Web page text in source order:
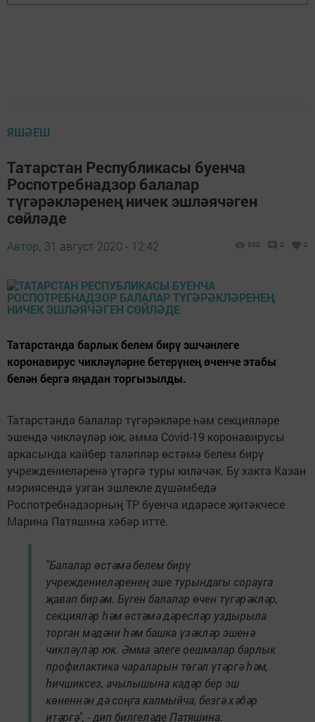
ЯШӘЕШ
Татарстан Республикасы буенча
Роспотребнадзор балалар
түгәрәкләренең ничек эшләячәген
сөйләде
Автор, 31 август 2020 - 12:42 880 0 0
Татарстанда барлык белем бирү эшчәнлеге
коронавирус чикләүләрне бетерүнең өченче этабы
белән бергә яңадан торгызылды.
Татарстанда балалар түгәрәкләре һәм секцияләре
эшендә чикләүләр юк, әмма Covid-19 коронавирусы
аркасында кайбер таләпләр өстәмә белем бирү
учреждениеләренә үтәргә туры киләчәк. Бу хакта Казан
мэриясендә узган эшлекле дүшәмбедә
Роспотребнадзорның ТР буенча идарәсе җитәкчесе
Марина Патяшина хәбәр итте.
"Балалар өстәмә белем бирү
учреждениеләренең эше турындагы сорауга
җавап бирәм. Бүген балалар өчен түгәрәкләр,
секцияләр һәм өстәмә дәресләр уздырыла
торган мәдәни һәм башка үзәкләр эшенә
чикләүләр юк. Әмма әлеге оешмалар барлык
профилактика чараларын төгәл үтәргә һәм,
һичшиксез, ачылышына кадәр бер эш
көненнән дә соңга калмыйча, безгә хәбәр
итәргә", - дип билгеләде Патяшина.